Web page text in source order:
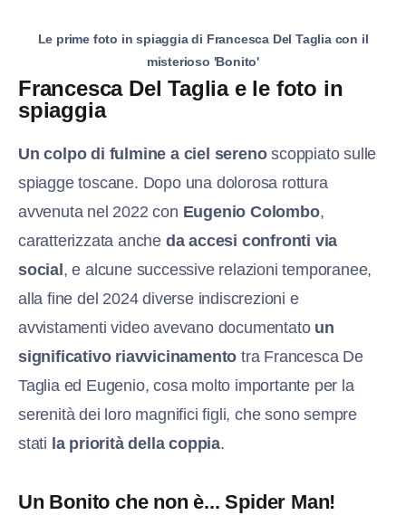
Le prime foto in spiaggia di Francesca Del Taglia con il
misterioso 'Bonito'
Francesca Del Taglia e le foto in
spiaggia
Un colpo di fulmine a ciel serenoscoppiato sulle
spiagge toscane. Dopo una dolorosa rottura
avvenuta nel 2022 con Eugenio Colombo,
caratterizzata anche da accesi confronti via
social , e alcune successive relazioni temporanee,
alla fine del 2024 diverse indiscrezioni e
avvistamenti video avevano documentato un
significativo riavvicinamento tra Francesca De
Taglia ed Eugenio, cosa molto importante per la
serenità dei loro magnifici figli, che sono sempre
stati la priorità della coppia.
Un Bonito che non è... Spider Man!